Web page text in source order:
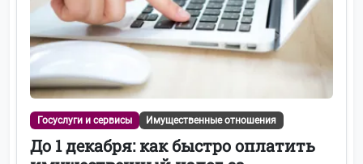
Госуслуги и сервисы Имущественные отношения
До 1 декабря: как быстро оплатить